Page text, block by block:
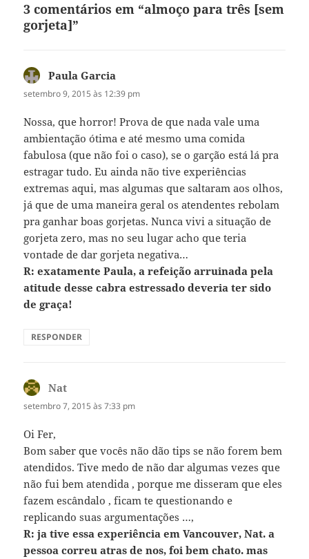
3 comentários em “almoço para três [sem
gorjeta]”
Paula Garcia
setembro 9, 2015 às 12:39 pm
Nossa, que horror! Prova de que nada vale uma
ambientação ótima e até mesmo uma comida
fabulosa (que não foi o caso), se o garção está lá pra
estragar tudo. Eu ainda não tive experiências
extremas aqui, mas algumas que saltaram aos olhos,
já que de uma maneira geral os atendentes rebolam
pra ganhar boas gorjetas. Nunca vivi a situação de
gorjeta zero, mas no seu lugar acho que teria
vontade de dar gorjeta negativa…
R: exatamente Paula, a refeição arruinada pela
atitude desse cabra estressado deveria ter sido
de graça!
RESPONDER
Nat
setembro 7, 2015 às 7:33 pm
Oi Fer,
Bom saber que vocês não dão tips se não forem bem
atendidos. Tive medo de não dar algumas vezes que
não fui bem atendida , porque me disseram que eles
fazem escândalo , ficam te questionando e
replicando suas argumentações …,
R: ja tive essa experiência em Vancouver, Nat. a
pessoa correu atras de nos, foi bem chato. mas